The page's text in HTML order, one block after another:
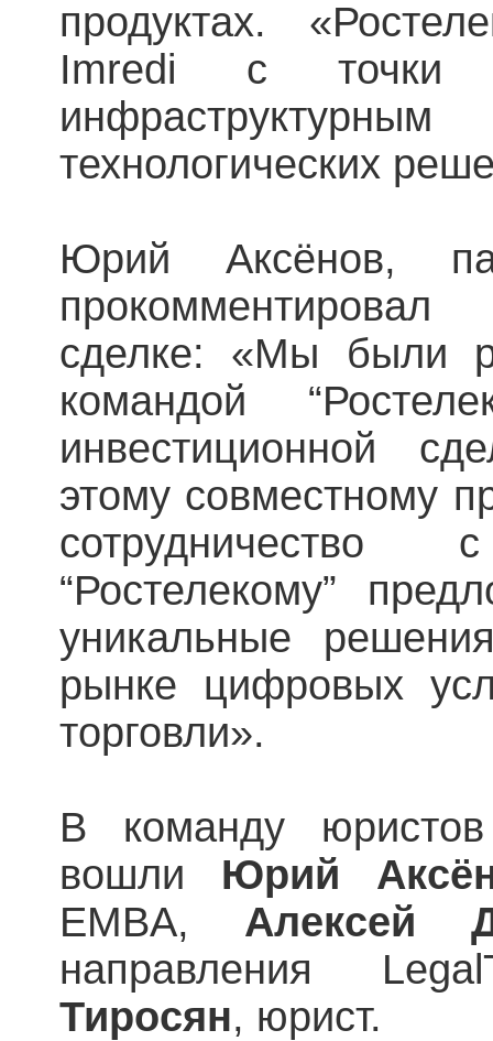
продуктах.
Imredi с точки
технологических
Юрий Аксёнов,
сделке: «Мы были
командой
инвестиционной
этому совместному
“Ростелекому”
уникальные
рынке цифровых
торговли».
В команду
вошли Юрий
EMBA, Алексей
направления
Тиросян, юрист.